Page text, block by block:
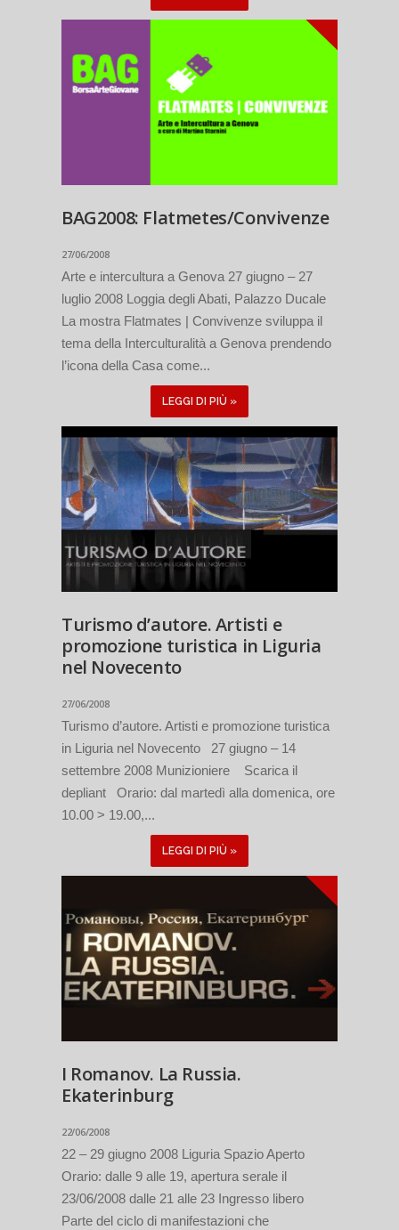
BAG2008: Flatmetes/Convivenze
27/06/2008
Arte e intercultura a Genova 27 giugno – 27
luglio 2008 Loggia degli Abati, Palazzo Ducale
La mostra Flatmates | Convivenze sviluppa il
tema della Interculturalità a Genova prendendo
l’icona della Casa come...
LEGGI DI PIÙ »
Turismo d’autore. Artisti e
promozione turistica in Liguria
nel Novecento
27/06/2008
Turismo d’autore. Artisti e promozione turistica
in Liguria nel Novecento 27 giugno – 14
settembre 2008 Munizioniere Scarica il
depliant Orario: dal martedì alla domenica, ore
10.00 > 19.00,...
LEGGI DI PIÙ »
I Romanov. La Russia.
Ekaterinburg
22/06/2008
22 – 29 giugno 2008 Liguria Spazio Aperto
Orario: dalle 9 alle 19, apertura serale il
23/06/2008 dalle 21 alle 23 Ingresso libero
Parte del ciclo di manifestazioni che